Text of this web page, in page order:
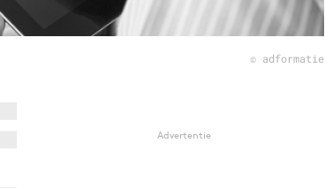
© adformatie
Advertentie